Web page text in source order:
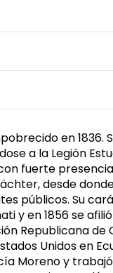
en 1836.
a la Legión
fuerte
desde
públicos. Su
y en 1856 se
Republicana de
Unidos en
Moreno y